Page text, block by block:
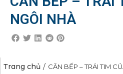
NGÔI NHÀ
Trang chủ / CĂN BẾP – TRÁI TIM